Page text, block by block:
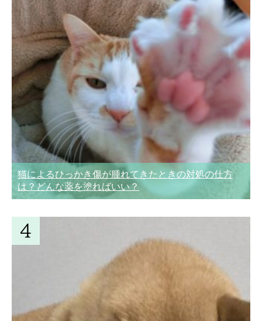
猫によるひっかき傷が腫れてきたときの対処の仕方
は？どんな薬を塗ればいい？